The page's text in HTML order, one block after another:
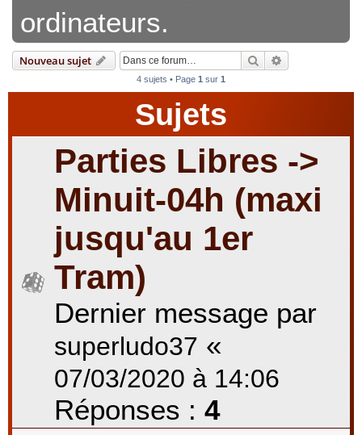
ordinateurs.
Nouveau sujet Rechercher
4 sujets • Page 1 sur 1
Sujets
Parties Libres ->
Minuit-04h (maxi
jusqu'au 1er
Tram)
Dernier message par
superludo37 «
07/03/2020 à 14:06
Réponses : 4